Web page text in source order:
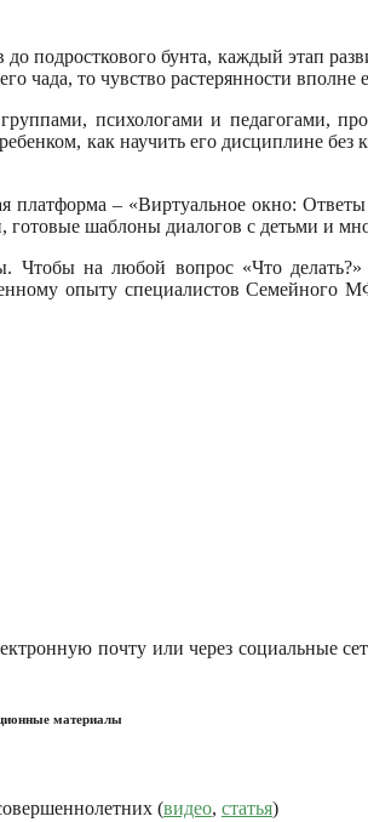
подросткового бунта, каждый этап
чада, то чувство растерянности вполне
психологами и педагогами,
как научить его дисциплине без
платформа – «Виртуальное окно:
готовые шаблоны диалогов с детьми и
Чтобы на любой вопрос «Что
опыту специалистов Семейного
почту или через социальные
материалы
(видео, статья)